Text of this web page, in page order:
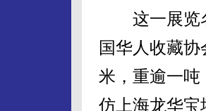
这一展览名
国华人收藏
米，重逾一吨
仿上海龙华宝